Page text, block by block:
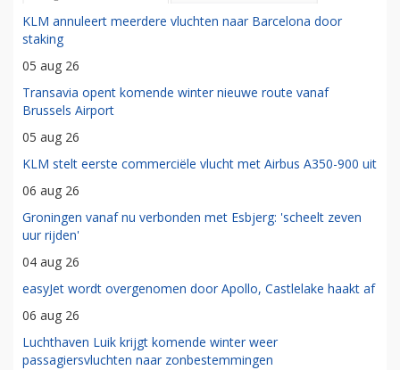
KLM annuleert meerdere vluchten naar Barcelona door
staking
05 aug 26
Transavia opent komende winter nieuwe route vanaf
Brussels Airport
05 aug 26
KLM stelt eerste commerciële vlucht met Airbus A350-900 uit
06 aug 26
Groningen vanaf nu verbonden met Esbjerg: 'scheelt zeven
uur rijden'
04 aug 26
easyJet wordt overgenomen door Apollo, Castlelake haakt af
06 aug 26
Luchthaven Luik krijgt komende winter weer
passagiersvluchten naar zonbestemmingen